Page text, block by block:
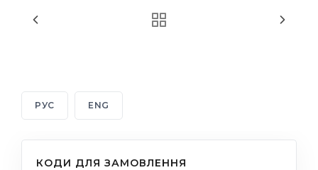
РУС ENG
КОДИ ДЛЯ ЗАМОВЛЕННЯ